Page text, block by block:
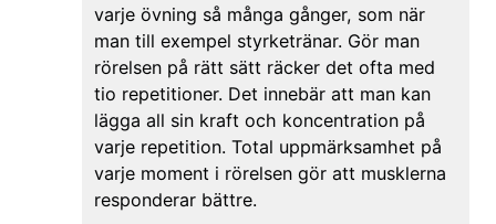
varje övning så många gånger, som när
man till exempel styrketränar. Gör man
rörelsen på rätt sätt räcker det ofta med
tio repetitioner. Det innebär att man kan
lägga all sin kraft och koncentration på
varje repetition. Total uppmärksamhet på
varje moment i rörelsen gör att musklerna
responderar bättre.